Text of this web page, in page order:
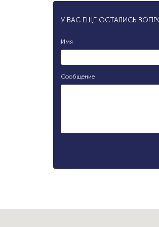
У ВАС ЕЩЕ ОСТАЛИСЬ
Имя
Сообщение